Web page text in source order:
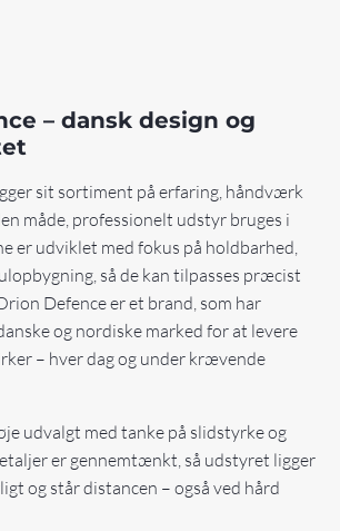
– dansk design og
sit sortiment på erfaring, håndværk
måde, professionelt udstyr bruges i
er udviklet med fokus på holdbarhed,
så de kan tilpasses præcist
Defence er et brand, som har
og nordiske marked for at levere
– hver dag og under krævende
udvalgt med tanke på slidstyrke og
er gennemtænkt, så udstyret ligger
og står distancen – også ved hård